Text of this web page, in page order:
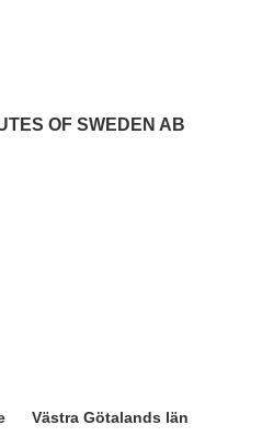
OF SWEDEN AB
Västra Götalands län